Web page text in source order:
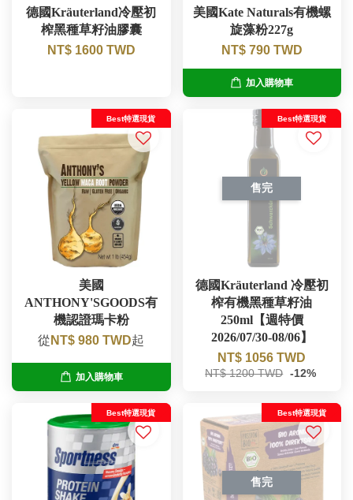
德國Kräuterland冷壓初
榨黑種草籽油膠囊
NT$ 1600 TWD
美國Kate Naturals有機螺
旋藻粉227g
NT$ 790 TWD
加入購物車
Best特選現貨
美國
ANTHONY'SGOODS有
機認證瑪卡粉
從 NT$ 980 TWD起
加入購物車
售完
Best特選現貨
德國Kräuterland 冷壓初
榨有機黑種草籽油
250ml【週特價
2026/07/30-08/06】
NT$ 1056 TWD
NT$ 1200 TWD -12%
Best特選現貨
售完
Best特選現貨